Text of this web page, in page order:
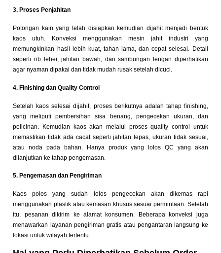
3. Proses Penjahitan
Potongan kain yang telah disiapkan kemudian dijahit menjadi bentuk
kaos utuh. Konveksi menggunakan mesin jahit industri yang
memungkinkan hasil lebih kuat, tahan lama, dan cepat selesai. Detail
seperti rib leher, jahitan bawah, dan sambungan lengan diperhatikan
agar nyaman dipakai dan tidak mudah rusak setelah dicuci.
4. Finishing dan Quality Control
Setelah kaos selesai dijahit, proses berikutnya adalah tahap finishing,
yang meliputi pembersihan sisa benang, pengecekan ukuran, dan
pelicinan. Kemudian kaos akan melalui proses quality control untuk
memastikan tidak ada cacat seperti jahitan lepas, ukuran tidak sesuai,
atau noda pada bahan. Hanya produk yang lolos QC yang akan
dilanjutkan ke tahap pengemasan.
5. Pengemasan dan Pengiriman
Kaos polos yang sudah lolos pengecekan akan dikemas rapi
menggunakan plastik atau kemasan khusus sesuai permintaan. Setelah
itu, pesanan dikirim ke alamat konsumen. Beberapa konveksi juga
menawarkan layanan pengiriman gratis atau pengantaran langsung ke
lokasi untuk wilayah tertentu.